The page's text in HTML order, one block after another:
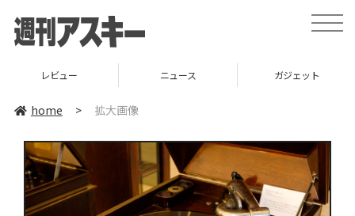
toggle
レビュー ニュース ガジェット
home > 拡大画像